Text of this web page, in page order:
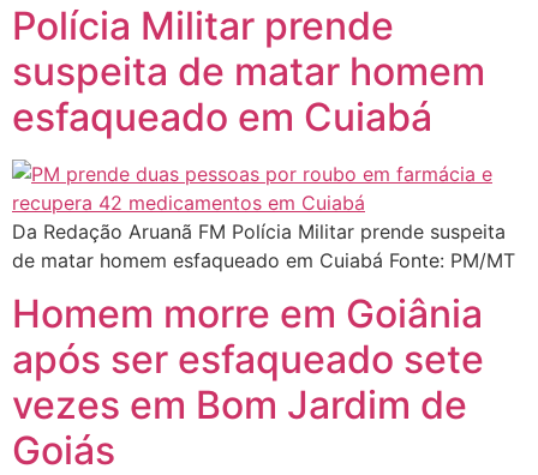
Polícia Militar prende
suspeita de matar homem
esfaqueado em Cuiabá
Da Redação Aruanã FM Polícia Militar prende suspeita
de matar homem esfaqueado em Cuiabá Fonte: PM/MT
Homem morre em Goiânia
após ser esfaqueado sete
vezes em Bom Jardim de
Goiás